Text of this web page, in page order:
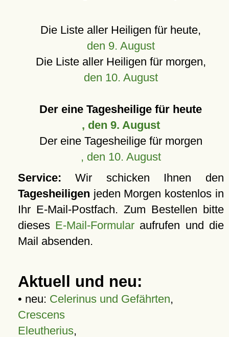
Die Liste aller Heiligen für heute,
den 9. August
Die Liste aller Heiligen für morgen,
den 10. August
Der eine Tagesheilige für heute
, den 9. August
Der eine Tagesheilige für morgen
, den 10. August
Service: Wir schicken Ihnen den
Tagesheiligen jeden Morgen kostenlos in
Ihr E-Mail-Postfach. Zum Bestellen bitte
dieses E-Mail-Formular aufrufen und die
Mail absenden.
Aktuell und neu:
• neu: Celerinus und Gefährten,
Crescens
Eleutherius,